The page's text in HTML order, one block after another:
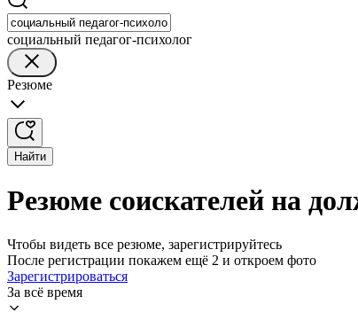
социальный педагог-психолог
Резюме
Найти
Резюме соискателей на
Чтобы видеть все резюме, зарегистрируйтесь
После регистрации покажем ещё 2 и откроем фото
Зарегистрироваться
За всё время